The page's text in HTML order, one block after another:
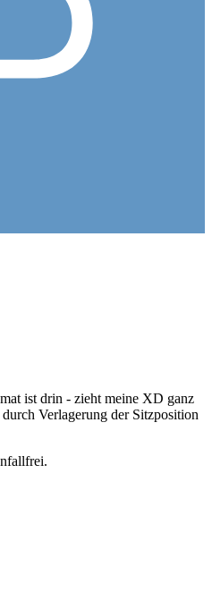
ist drin - zieht meine XD ganz
Verlagerung der Sitzposition